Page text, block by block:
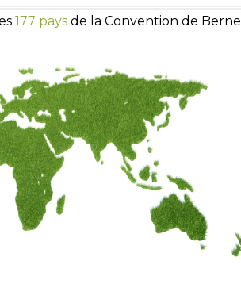
177 paysde la Convention de Berne